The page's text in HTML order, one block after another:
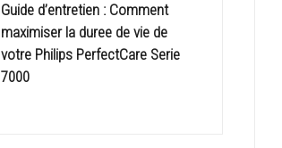
Guide d’entretien : Comment
maximiser la duree de vie de
votre Philips PerfectCare Serie
7000